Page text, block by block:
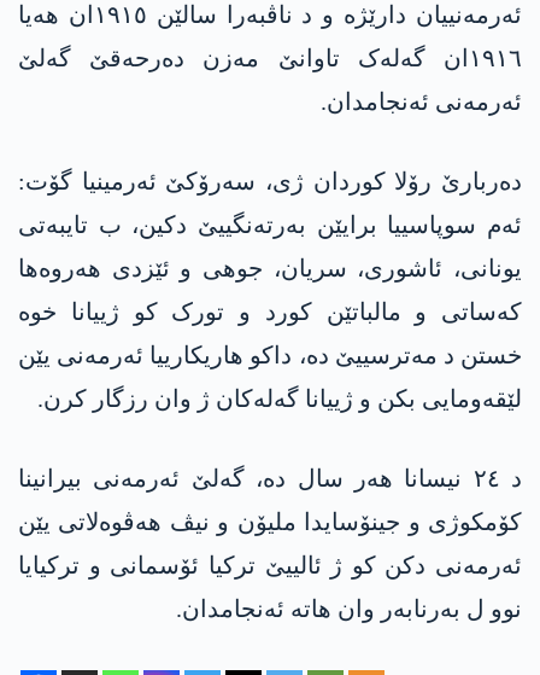
ئەرمەنییان دارێژە و د ناڤبەرا سالێن ١٩١٥ان ھەیا
١٩١٦ان گەلەک تاوانێ مەزن دەرحەقێ گەلێ
ئەرمەنی ئەنجامدان.
دەربارێ رۆلا کوردان ژی، سەرۆکێ ئەرمینیا گۆت:
ئەم سوپاسییا برایێن بەرتەنگییێ دکین، ب تایبەتی
یونانی، ئاشوری، سریان، جوھی و ئێزدی ھەروەھا
کەساتی و مالباتێن کورد و تورک کو ژییانا خوە
خستن د مەترسییێ دە، داکو ھاریکارییا ئەرمەنی یێن
لێقەومایی بکن و ژییانا گەلەکان ژ وان رزگار کرن.
د ٢٤ نیسانا ھەر سال دە، گەلێ ئەرمەنی بیرانینا
کۆمکوژی و جینۆسایدا ملیۆن و نیڤ ھەڤوەلاتی یێن
ئەرمەنی دکن کو ژ ئالییێ ترکیا ئۆسمانی و ترکیایا
نوو ل بەرنابەر وان ھاتە ئەنجامدان.